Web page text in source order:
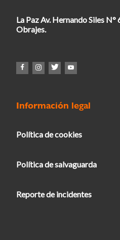
La Paz Av. Hernando Siles N°
Obrajes.
Información legal
Política de cookies
Política de salvaguarda
Reporte de incidentes